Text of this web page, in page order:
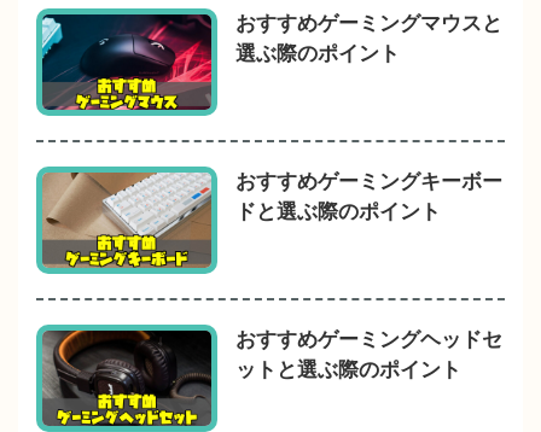
おすすめゲーミングマウスと
選ぶ際のポイント
おすすめゲーミングキーボー
ドと選ぶ際のポイント
おすすめゲーミングヘッドセ
ットと選ぶ際のポイント